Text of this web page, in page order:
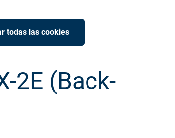
todas las cookies
2E (Back-